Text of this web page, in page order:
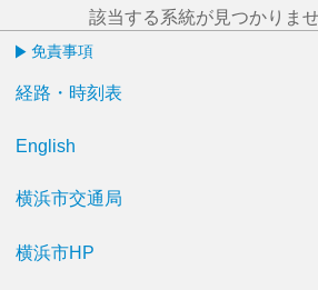
該当する系統が見つかりま
免責事項
経路・時刻表
English
横浜市交通局
横浜市HP